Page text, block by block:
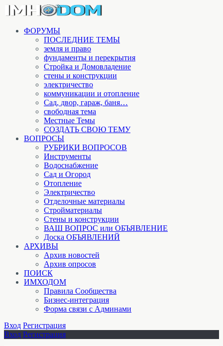
ФОРУМЫ
ПОСЛЕДНИЕ ТЕМЫ
земля и право
фундаменты и перекрытия
Стройка и Домовладение
стены и конструкции
электричество
коммуникации и отопление
Cад, двор, гараж, баня…
свободная тема
Местные Темы
СОЗДАТЬ СВОЮ ТЕМУ
ВОПРОСЫ
РУБРИКИ ВОПРОСОВ
Инструменты
Водоснабжение
Сад и Огород
Отопление
Электричество
Отделочные материалы
Стройматериалы
Стены и конструкции
ВАШ ВОПРОС или ОБЪЯВЛЕНИЕ
Доска ОБЪЯВЛЕНИЙ
АРХИВЫ
Архив новостей
Архив опросов
ПОИСК
ИМХОДОМ
Правила Сообщества
Бизнес-интеграция
Форма связи с Админами
Вход Регистрация
Вход Регистрация